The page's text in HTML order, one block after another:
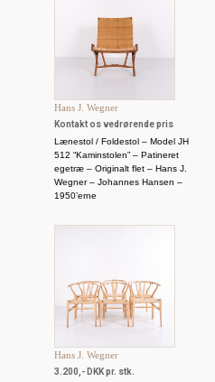
Hans J. Wegner
Kontakt os vedrørende pris
Lænestol / Foldestol – Model JH
512 “Kaminstolen” – Patineret
egetræ – Originalt flet – Hans J.
Wegner – Johannes Hansen –
1950’erne
Hans J. Wegner
3.200,- DKK pr. stk.